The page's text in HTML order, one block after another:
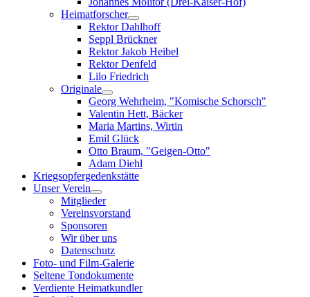
Heimatforscher
Rektor Dahlhoff
Seppl Brückner
Rektor Jakob Heibel
Rektor Denfeld
Lilo Friedrich
Originale
Georg Wehrheim, "Komische Schorsch"
Valentin Hett, Bäcker
Maria Martins, Wirtin
Emil Glück
Otto Braum, "Geigen-Otto"
Adam Diehl
Kriegsopfergedenkstätte
Unser Verein
Mitglieder
Vereinsvorstand
Sponsoren
Wir über uns
Datenschutz
Foto- und Film-Galerie
Seltene Tondokumente
Verdiente Heimatkundler